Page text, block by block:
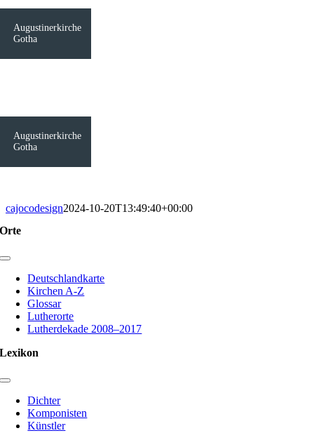
Augustinerkirche
Gotha
Augustinerkirche
Gotha
cajocodesign2024-10-20T13:49:40+00:00
Orte
Toggle
NavigationDeutschlandkarte
Kirchen A-Z
Glossar
Lutherorte
Lutherdekade 2008–2017
Lexikon
Toggle
Navigation
Dichter
Komponisten
Künstler